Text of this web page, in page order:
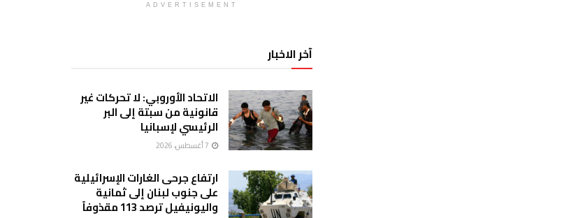
ADVERTISEMENT
آخر الاخبار
الاتحاد الأوروبي: لا تحركات غير
قانونية من سبتة إلى البر
الرئيسي لإسبانيا
ارتفاع جرحى الغارات الإسرائيلية
على جنوب لبنان إلى ثمانية
واليونيفيل ترصد 113 مقذوفاً